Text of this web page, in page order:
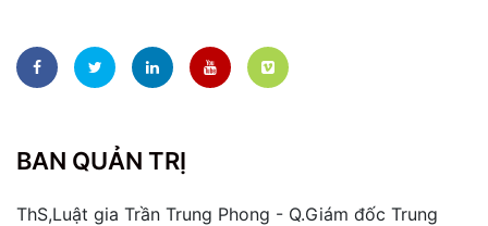
BAN QUẢN TRỊ
ThS,Luật gia Trần Trung Phong - Q.Giám đốc Trung